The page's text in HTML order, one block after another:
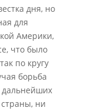
дня, но
для
Америки,
что было
по кругу
борьба
дальнейших
ни